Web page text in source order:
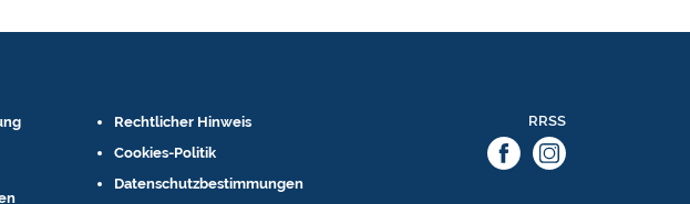
Rechtlicher Hinweis
Cookies-Politik
Datenschutzbestimmungen
RRSS